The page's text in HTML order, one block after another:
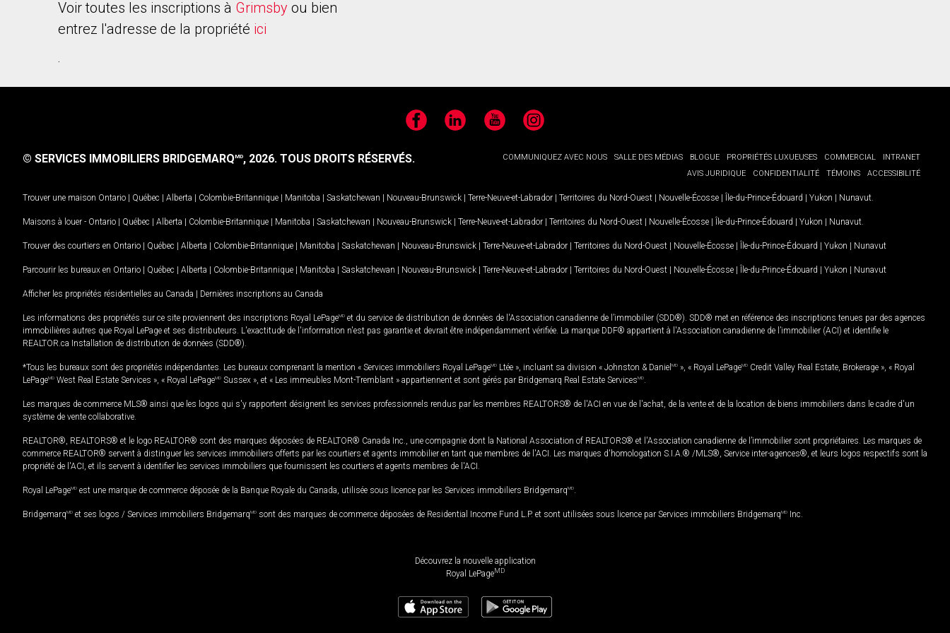
Voir toutes les inscriptions à Grimsby ou bien
entrez l'adresse de la propriété ici
.
FacebookLinkedIn YouTubeInstagram
COMMUNIQUEZ AVEC NOUS SALLE DES MÉDIAS BLOGUE PROPRIÉTÉS LUXUEUSES COMMERCIAL
INTRANET
AVIS JURIDIQUE
CONFIDENTIALITÉ TÉMOINS ACCESSIBILITÉ
© SERVICES IMMOBILIERS BRIDGEMARQMD, 2026. TOUS DROITS RÉSERVÉS.
Trouver une maison Ontario | Québec | Alberta | Colombie-Britannique | Manitoba | Saskatchewan | Nouveau-Brunswick | Terre-Neuve-et-Labrador | Territoires du Nord-Ouest | Nouvelle-Écosse | Île-du-Prince-Édouard | Yukon | Nunavut
Maisons à louer - Ontario | Québec | Alberta | Colombie-Britannique | Manitoba | Saskatchewan | Nouveau-Brunswick | Terre-Neuve-et-Labrador | Territoires du Nord-Ouest | Nouvelle-Écosse | Île-du-Prince-Édouard | Yukon | Nunavut
Trouver des courtiers en Ontario | Québec | Alberta | Colombie-Britannique | Manitoba | Saskatchewan | Nouveau-Brunswick | Terre-Neuve-et-Labrador | Territoires du Nord-Ouest | Nouvelle-Écosse | Île-du-Prince-Édouard | Yukon | Nunavut
Parcourir les bureaux en Ontario | Québec | Alberta | Colombie-Britannique | Manitoba | Saskatchewan | Nouveau-Brunswick | Terre-Neuve-et-Labrador | Territoires du Nord-Ouest | Nouvelle-Écosse | Île-du-Prince-Édouard | Yukon | Nunavut
Afficher les propriétés résidentielles au Canada | Dernières inscriptions au Canada
Les informations des propriétés sur ce site proviennent des inscriptions Royal LePageMD et du service de distribution de données de l'Association canadienne de l’immobilier (SDD®). SDD® met en référence des inscriptions tenues par des agences
immobilières autres que Royal LePage et ses distributeurs. L'exactitude de l'information n'est pas garantie et devrait être indépendamment vérifiée. La marque DDF® appartient à l'Association canadienne de l’immobilier (ACI) et identifie le
REALTOR.ca Installation de distribution de données (SDD®).
*Tous les bureaux sont des propriétés indépendantes. Les bureaux comprenant la mention « Services immobiliers Royal LePageMD Ltée », incluant sa division « Johnston & Daniel MD », « Royal LePageMD Credit Valley Real Estate, Brokerage », « Royal
LePageMD West Real Estate Services », « Royal LePageMD Sussex », et « Les immeubles Mont-Tremblant » appartiennent et sont gérés par Bridgemarq Real Estate ServicesMD
Les marques de commerce MLS® ainsi que les logos qui s'y rapportent désignent les services professionnels rendus par les membres REALTORS® de l'ACI en vue de l'achat, de la vente et de la location de biens immobiliers dans le cadre d'un
système de vente collaborative.
REALTOR®, REALTORS® et le logo REALTOR® sont des marques déposées de REALTOR® Canada Inc., une compagnie dont la National Association of REALTORS® et l'Association canadienne de l’immobilier sont propriétaires. Les marques de
commerce REALTOR® servent à distinguer les services immobiliers offerts par les courtiers et agents immobilier en tant que membres de l'ACI. Les marques d'homologation S.I.A.® /MLS®, Service inter-agences®, et leurs logos respectifs sont la
propriété de l'ACI, et ils servent à identifier les services immobiliers que fournissent les courtiers et agents membres de l'ACI.
Royal LePageMD est une marque de commerce déposée de la Banque Royale du Canada, utilisée sous licence par les Services immobiliers BridgemarqMD
BridgemarqMD et ses logos / Services immobiliers BridgemarqMD sont des marques de commerce déposées de Residential Income Fund L.P. et sont utilisées sous licence par Services immobiliers BridgemarqMD Inc.
Découvrez la nouvelle application
Royal LePageMD